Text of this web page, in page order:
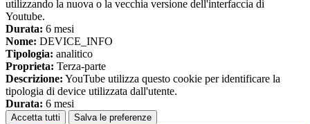
utilizzando la nuova o la vecchia versione dell'interfaccia di
Youtube.
Durata: 6 mesi
Nome: DEVICE_INFO
Tipologia: analitico
Proprieta: Terza-parte
Descrizione: YouTube utilizza questo cookie per identificare la
tipologia di device utilizzata dall'utente.
Durata: 6 mesi
Accetta tutti Salva le preferenze